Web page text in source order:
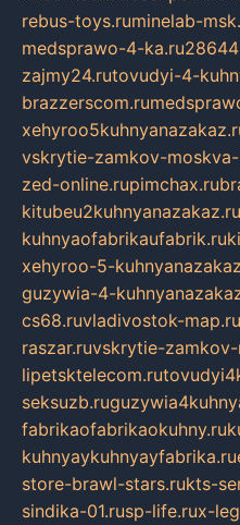
rebus-toys.ruminelab-
medsprawo-4-ka.ru
zajmy24.rutovudyi-4-
brazzerscom.ru
vskrytie-zamkov-moskva-
zed-online.rupimchax.ru
kitubeu2kuhnyanazakaz.ru
kuhnyaofabrikaufabrik.ru
xehyroo-5-
guzywia-4-
cs68.ruvladivostok-map.ru
raszar.ruvskrytie-zamkov-
lipetsktelecom.ru
seksuzb.ru
fabrikaofabrikaokuhny.ru
kuhnyaykuhnyayfabrika.ru
store-brawl-stars.rukts-
sindika-01.rusp-life.rux-